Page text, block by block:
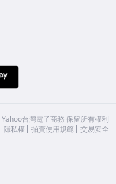
Yahoo台灣電子商務 保留所有權利
隱私權 拍賣使用規範 交易安全